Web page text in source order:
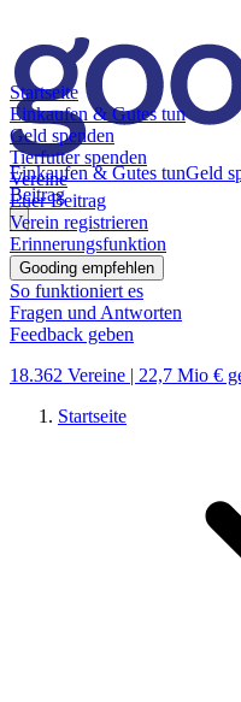
Einkaufen & Gutes tunGeld
Beitrag
Startseite
Einkaufen & Gutes tun
Geld spenden
Tierfutter spenden
Vereine
Euer Beitrag
Verein registrieren
Erinnerungsfunktion
Gooding empfehlen
So funktioniert es
Fragen und Antworten
Feedback geben
18.362 Vereine | 22,7 Mio €
Startseite